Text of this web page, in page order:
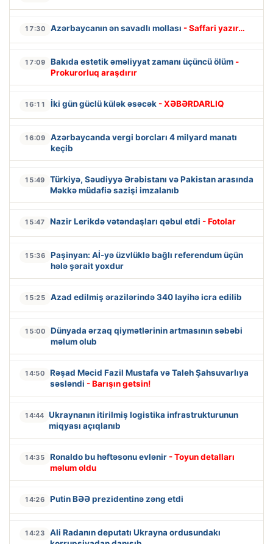
17:30 Azərbaycanın ən savadlı mollası - Saffari yazır…
17:09 Bakıda estetik əməliyyat zamanı üçüncü ölüm -
Prokurorluq araşdırır
16:11 İki gün güclü külək əsəcək - XƏBƏRDARLIQ
16:09
Azərbaycanda vergi borcları 4 milyard manatı
keçib
15:49
Türkiyə, Səudiyyə Ərəbistanı və Pakistan arasında
Məkkə müdafiə sazişi imzalanıb
15:47 Nazir Lerikdə vətəndaşları qəbul etdi - Fotolar
15:36
Paşinyan: Aİ-yə üzvlüklə bağlı referendum üçün
hələ şərait yoxdur
15:25 Azad edilmiş ərazilərində 340 layihə icra edilib
15:00
Dünyada ərzaq qiymətlərinin artmasının səbəbi
məlum olub
14:50
Rəşad Məcid Fazil Mustafa və Taleh Şahsuvarlıya
səsləndi - Barışın getsin!
14:44 Ukraynanın itirilmiş logistika infrastrukturunun
miqyası açıqlanıb
14:35 Ronaldo bu həftəsonu evlənir - Toyun detalları
məlum oldu
14:26 Putin BƏƏ prezidentinə zəng etdi
14:23
Ali Radanın deputatı Ukrayna ordusundakı